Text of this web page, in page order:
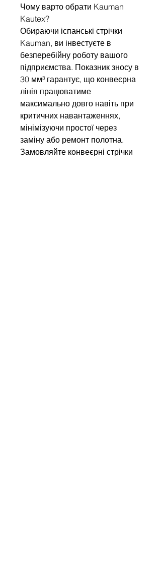
Чому варто обрати Kauman
Kautex?
Обираючи іспанські стрічки
Kauman, ви інвестуєте в
безперебійну роботу вашого
підприємства. Показник зносу в
30 мм³ гарантує, що конвеєрна
лінія працюватиме
максимально довго навіть при
критичних навантаженнях,
мінімізуючи простої через
заміну або ремонт полотна.
Замовляйте конвеєрні стрічки